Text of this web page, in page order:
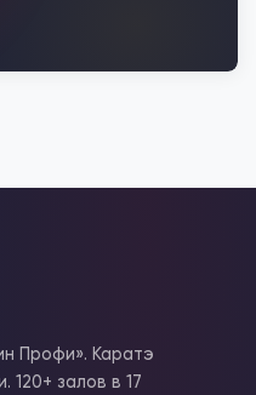
Профи». Каратэ
120+ залов в 17